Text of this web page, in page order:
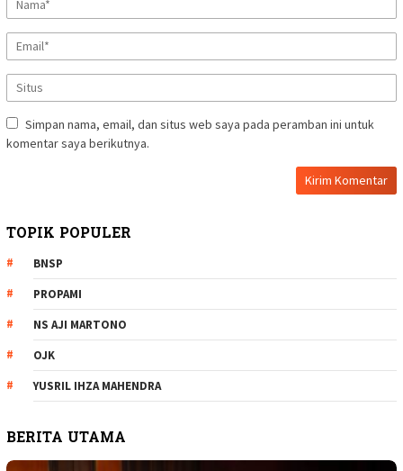
Simpan nama, email, dan situs web saya pada peramban ini untuk
komentar saya berikutnya.
TOPIK POPULER
BNSP
PROPAMI
NS AJI MARTONO
OJK
YUSRIL IHZA MAHENDRA
BERITA UTAMA